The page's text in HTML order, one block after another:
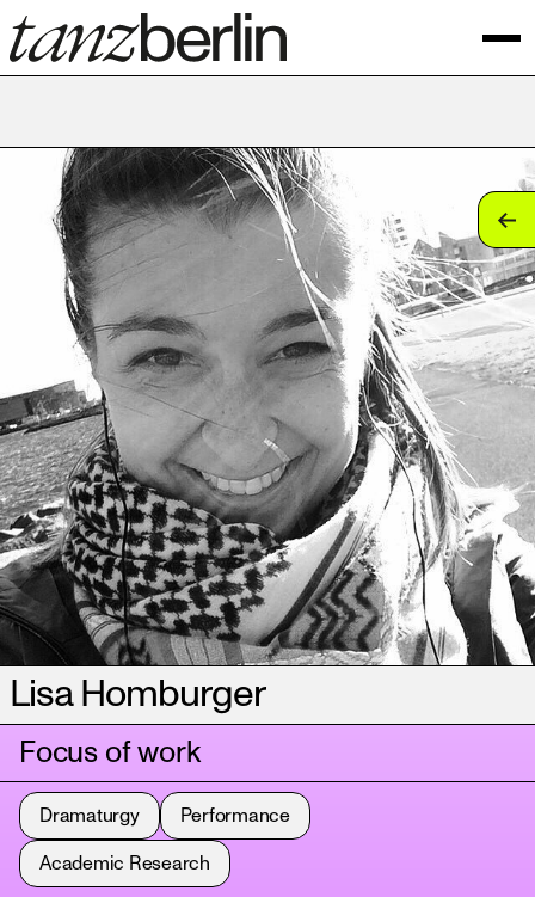
Lisa Homburger
Focus of work
Dramaturgy Performance
Academic Research